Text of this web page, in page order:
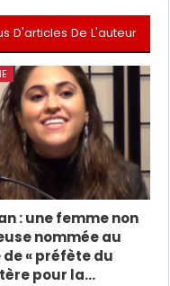
D'articles De L'auteur
: une femme non
nommée au
« préfète du
pour la…